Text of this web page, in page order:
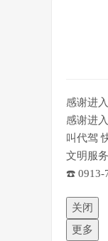
感谢进
感谢进
叫代驾
文明服
​☎️ 0913-
关闭
更多